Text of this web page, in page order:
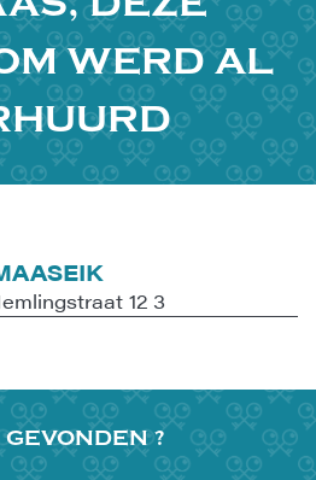
WERD AL
12 3
GEVONDEN ?